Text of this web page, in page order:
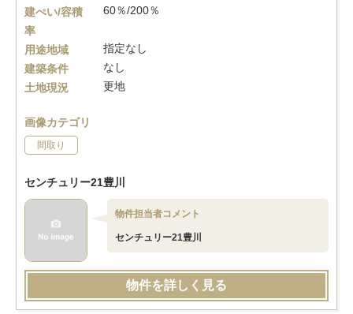
建ぺい/容積
率
60％/200％
用途地域
指定なし
建築条件
なし
土地現況
更地
画像カテゴリ
間取り
センチュリー21豊川
物件担当者コメント
センチュリー21豊川
物件を詳しく見る